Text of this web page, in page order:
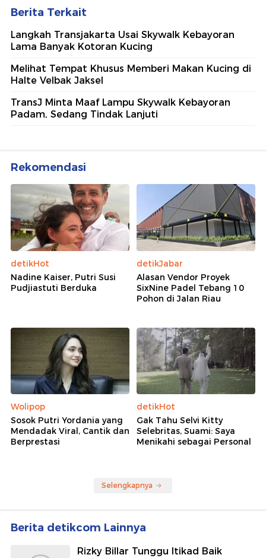
Berita Terkait
Langkah Transjakarta Usai Skywalk Kebayoran
Lama Banyak Kotoran Kucing
Melihat Tempat Khusus Memberi Makan Kucing di
Halte Velbak Jaksel
TransJ Minta Maaf Lampu Skywalk Kebayoran
Padam, Sedang Tindak Lanjuti
Rekomendasi
detikHot
Nadine Kaiser, Putri Susi
Pudjiastuti Berduka
detikJabar
Alasan Vendor Proyek
SixNine Padel Tebang 10
Pohon di Jalan Riau
Wolipop
Sosok Putri Yordania yang
Mendadak Viral, Cantik dan
Berprestasi
detikHot
Gak Tahu Selvi Kitty
Selebritas, Suami: Saya
Menikahi sebagai Personal
Selengkapnya
Berita detikcom Lainnya
Rizky Billar Tunggu Itikad Baik